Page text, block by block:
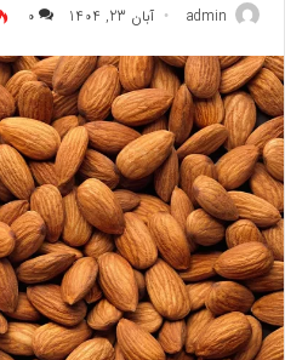
admin آبان 23, 1404 ۰